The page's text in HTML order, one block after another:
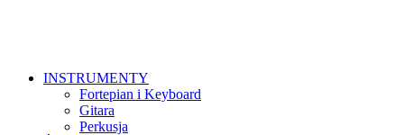
INSTRUMENTY
Fortepian i Keyboard
Gitara
Perkusja